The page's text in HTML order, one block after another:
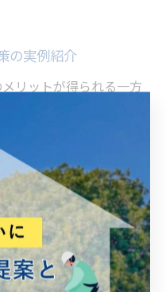
の実例紹介
リットが得られる一方
が挙げられます。これ
め、現場では多層的なセ
す。
導入前にシステム検証や
題があれば即座に改善策
後も定期的なセキュリ